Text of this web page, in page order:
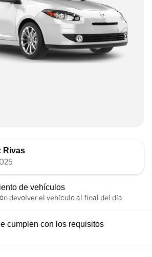
Rivas
de vehículos
devolver el vehículo al final del día.
cumplen con los requisitos